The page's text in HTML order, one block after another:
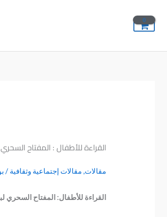
المحتوى
القراءة للأطفال : المفتاح
مقالات, مقالات إجتماعية وثقافية /
القراءة للأطفال: المفتاح